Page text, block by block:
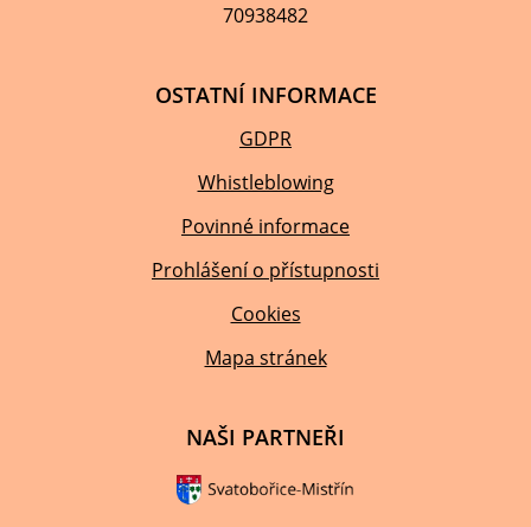
70938482
OSTATNÍ INFORMACE
GDPR
Whistleblowing
Povinné informace
Prohlášení o přístupnosti
Cookies
Mapa stránek
NAŠI PARTNEŘI